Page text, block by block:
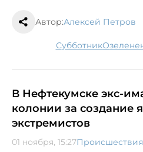
Автор:Алексей Петров
субботник
В Нефтекумске экс-
колонии за создание
экстремистов
01 ноября, 15:27Происшествия